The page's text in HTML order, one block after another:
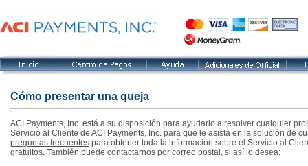
Cómo presentar una queja
ACI Payments, Inc. está a su disposición para ayudarlo a resolver cualquier
Servicio al Cliente de ACI Payments, Inc. para que le asista en la solución de
preguntas frecuentes para obtener toda la información sobre el Servicio al
gratuitos. También puede contactarnos por correo postal, si así lo desea: